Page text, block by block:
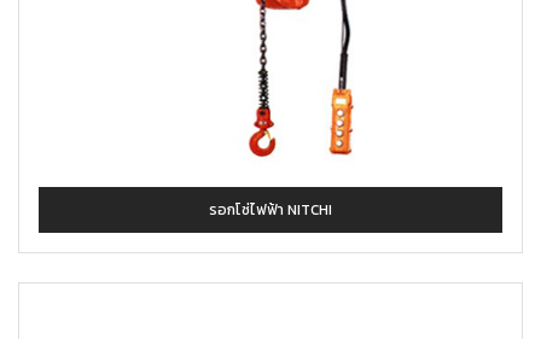
รอกโซ่ไฟฟ้า NITCHI